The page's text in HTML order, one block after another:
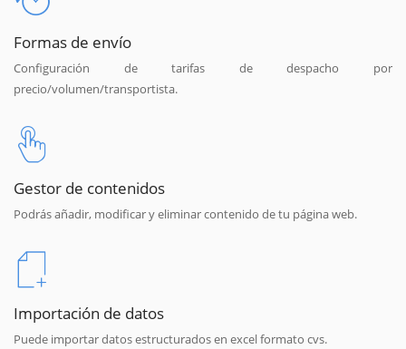
Formas de envío
Configuración de tarifas de despacho por
precio/volumen/transportista.
Gestor de contenidos
Podrás añadir, modificar y eliminar contenido de tu página web.
Importación de datos
Puede importar datos estructurados en excel formato cvs.